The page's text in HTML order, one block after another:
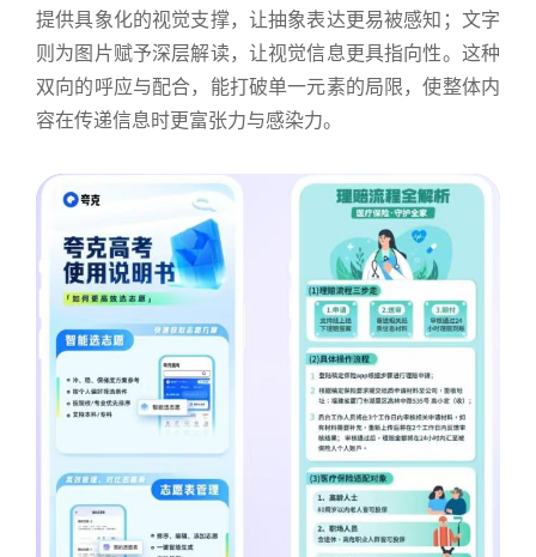
提供具象化的视觉支撑，让抽象表达更易被感知；文字
则为图片赋予深层解读，让视觉信息更具指向性。这种
双向的呼应与配合，能打破单一元素的局限，使整体内
容在传递信息时更富张力与感染力。